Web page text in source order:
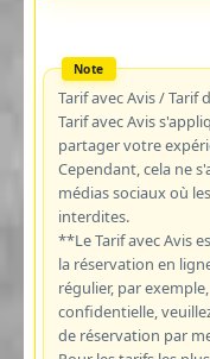
Tarif avec Avis / Tarif
Tarif avec Avis
partager votre
Cependant, cela ne
médias sociaux où
interdites.
**Le Tarif avec Avis
la réservation en
régulier, par
confidentielle,
de réservation par